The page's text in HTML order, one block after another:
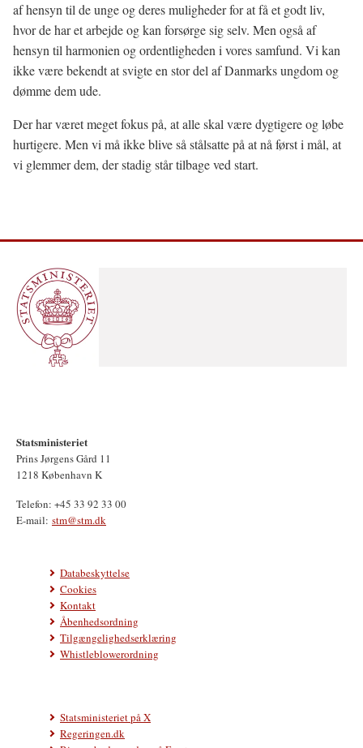
af hensyn til de unge og deres muligheder for at få et godt liv,
hvor de har et arbejde og kan forsørge sig selv. Men også af
hensyn til harmonien og ordentligheden i vores samfund. Vi kan
ikke være bekendt at svigte en stor del af Danmarks ungdom og
dømme dem ude.
Der har været meget fokus på, at alle skal være dygtigere og løbe
hurtigere. Men vi må ikke blive så stålsatte på at nå først i mål, at
vi glemmer dem, der stadig står tilbage ved start.
Statsministeriet
Prins Jørgens Gård 11
1218 København K
Telefon: +45 33 92 33 00
E-mail: stm@stm.dk
Databeskyttelse
Cookies
Kontakt
Åbenhedsordning
Tilgængelighedserklæring
Whistleblowerordning
Statsministeriet på X
Regeringen.dk